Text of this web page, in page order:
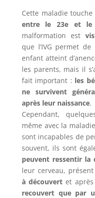
Cette maladie
entre le 23e et le
malformation est
que l’IVG permet
enfant atteint
les parents, mais il
fait important : les
ne survivent
après leur naissance.
Cependant,
même avec la
sont incapables de
souvent, ils sont
peuvent ressentir la
leur cerveau,
à découvert et après
recouvert que par